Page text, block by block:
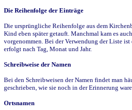
Die Reihenfolge der Einträge
Die ursprüngliche Reihenfolge aus dem
Kind eben später getauft. Manchmal kam es
vorgenommen. Bei der Verwendung der Liste
erfolgt nach Tag, Monat und Jahr.
Schreibweise der Namen
Bei den Schreibweisen der Namen findet man
geschrieben, wie sie noch in der Erinnerung
Ortsnamen